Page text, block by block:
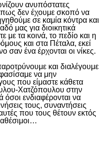
ανυπόστατες
δεν έχουμε σκοπό να
σε καμία κόντρα και
μας για διοικητικά
με τα κοινά, το πεδίο και η
και στα Πέταλα, εκεί
σαν ένα έρχονται οι νίκες.
και διαλέγουμε
να μην
που είμαστε κάθετα
Χατζόπουλου στην
ενδιαφέρονται να
τους, συναντήσεις
που τους θέτουν εκτός